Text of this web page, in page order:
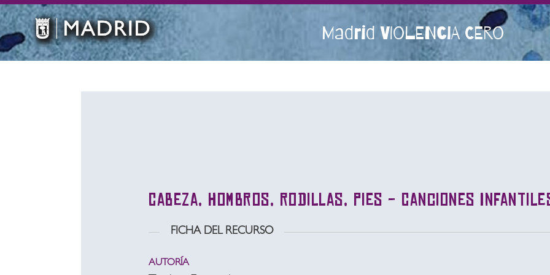
Madrid VIOLENCIA CERO
Cabeza, hombros, rodillas, pies - Canciones
FICHA DEL RECURSO
AUTORÍA